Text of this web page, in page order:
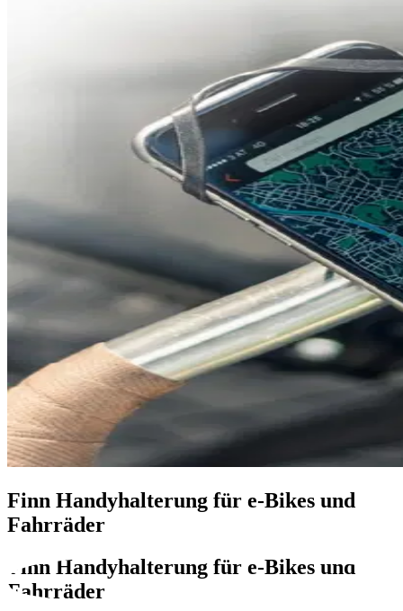
Finn Handyhalterung für e-Bikes und
Fahrräder
Finn Handyhalterung für e-Bikes und
Fahrräder